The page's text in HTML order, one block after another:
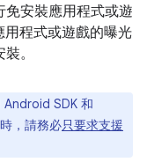
免安裝應用程式或遊
用程式或遊戲的曝光
。
Android SDK 和
，請務必只要求支援